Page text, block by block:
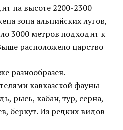
на высоте 2200-2300
зона альпийских лугов,
3000 метров подходит к
расположено царство
разнообразен.
кавказской фауны
рысь, кабан, тур, серна,
беркут. Из редких видов –